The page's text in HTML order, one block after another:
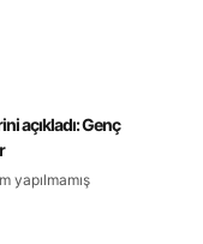
açıkladı: Genç
yapılmamış